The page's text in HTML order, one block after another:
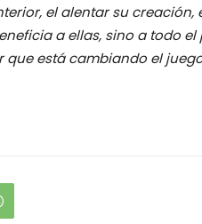
el alentar su creación,
a ellas, sino a todo el
está cambiando el